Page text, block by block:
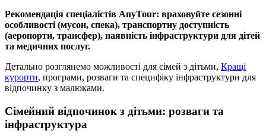
Рекомендація спеціалістів AnyTour: враховуйте сезонні
особливості (мусон, спека), транспортну доступність
(аеропорти, трансфер), наявність інфраструктури для дітей
та медичних послуг.
Детально розглянемо можливості для сімей з дітьми, Кращі
курорти, програми, розваги та специфіку інфраструктури для
відпочинку з малюками.
Сімейний відпочинок з дітьми: розваги та
інфраструктура